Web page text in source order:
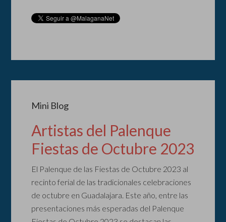
Mini Blog
Artistas del Palenque
Fiestas de Octubre 2023
El Palenque de las Fiestas de Octubre 2023 al
recinto ferial de las tradicionales celebraciones
de octubre en Guadalajara. Este año, entre las
presentaciones más esperadas del Palenque